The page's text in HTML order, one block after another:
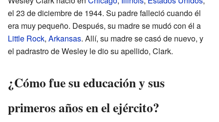
el 23 de diciembre de 1944. Su padre falleció cuando él
era muy pequeño. Después, su madre se mudó con él a
Little Rock, Arkansas. Allí, su madre se casó de nuevo, y
el padrastro de Wesley le dio su apellido, Clark.
¿Cómo fue su educación y sus
primeros años en el ejército?